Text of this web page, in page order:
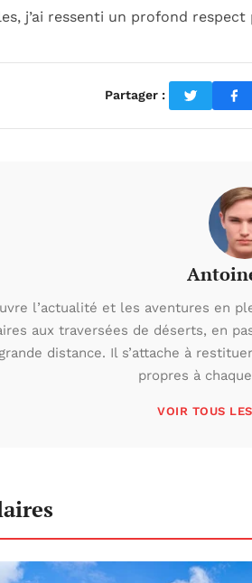
j’ai ressenti un profond
Partager :
l’actualité et les aventures en
aux traversées de déserts, en
distance. Il s’attache à
propres à
VOIR TOUS